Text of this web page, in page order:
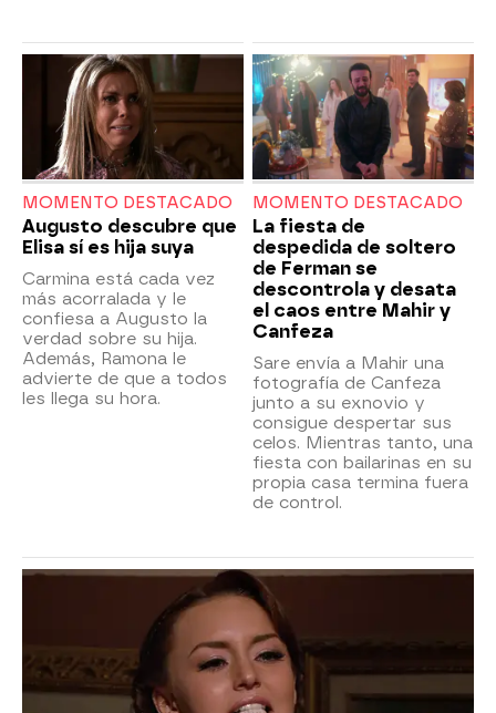
MOMENTO DESTACADO
Augusto descubre que
Elisa sí es hija suya
Carmina está cada vez
más acorralada y le
confiesa a Augusto la
verdad sobre su hija.
Además, Ramona le
advierte de que a todos
les llega su hora.
MOMENTO DESTACADO
La fiesta de
despedida de soltero
de Ferman se
descontrola y desata
el caos entre Mahir y
Canfeza
Sare envía a Mahir una
fotografía de Canfeza
junto a su exnovio y
consigue despertar sus
celos. Mientras tanto, una
fiesta con bailarinas en su
propia casa termina fuera
de control.